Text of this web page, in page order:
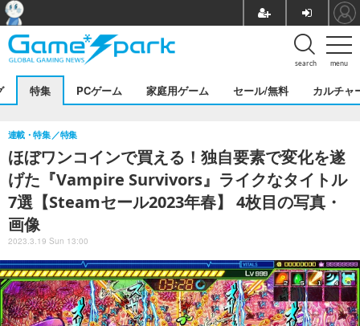
menu
search
特集 PCゲーム 家庭用ゲーム セール/無料 カルチャ
ほぼワンコインで買える！独自要素で変化を遂
げた『Vampire Survivors』ライクなタイトル
7選【Steamセール2023年春】 4枚目の写真・
画像
連載・特集 特集
2023.3.19 Sun 13:00